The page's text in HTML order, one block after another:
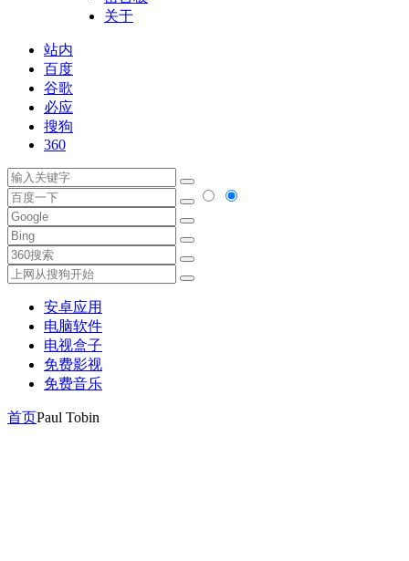
关于
站内
百度
谷歌
必应
搜狗
360
安卓应用
电脑软件
电视盒子
免费影视
免费音乐
首页Paul Tobin